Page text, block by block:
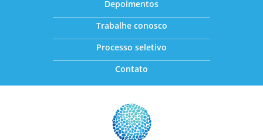
Depoimentos
Trabalhe conosco
Processo seletivo
Contato